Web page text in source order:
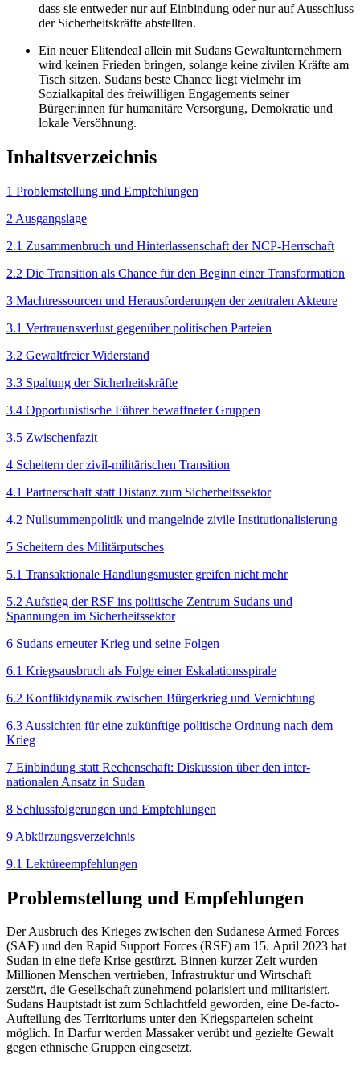
dass sie entweder nur auf Einbindung oder nur auf Ausschluss
der Sicherheitskräfte abstellten.
Ein neuer Elitendeal allein mit Sudans Gewaltunternehmern
wird keinen Frieden bringen, solange keine zivilen Kräfte am
Tisch sitzen. Sudans beste Chance liegt vielmehr im
Sozialkapital des freiwilligen Engagements seiner
Bürger:innen für humanitäre Versorgung, Demo­kratie und
lokale Versöhnung.
Inhaltsverzeichnis
1 Problemstellung und Empfehlungen
2 Ausgangslage
2.1 Zusammenbruch und Hinterlassenschaft der NCP-Herrschaft
2.2 Die Transition als Chance für den Beginn einer Transformation
3 Machtressourcen und Herausforderungen der zentralen Akteure
3.1 Vertrauensverlust gegenüber politischen Parteien
3.2 Gewaltfreier Widerstand
3.3 Spaltung der Sicherheitskräfte
3.4 Opportunistische Führer bewaffneter Gruppen
3.5 Zwischenfazit
4 Scheitern der zivil-militärischen Transition
4.1 Partnerschaft statt Distanz zum Sicherheitssektor
4.2 Nullsummenpolitik und mangelnde zivile Institutionalisierung
5 Scheitern des Militärputsches
5.1 Transaktionale Handlungsmuster greifen nicht mehr
5.2 Aufstieg der RSF ins politische Zentrum Sudans und
Spannungen im Sicherheitssektor
6 Sudans erneuter Krieg und seine Folgen
6.1 Kriegsausbruch als Folge einer Eskalationsspirale
6.2 Konfliktdynamik zwischen Bürgerkrieg und Vernichtung
6.3 Aussichten für eine zukünftige politische Ordnung nach dem
Krieg
7 Einbindung statt Rechenschaft: Diskussion über den inter­
nationalen Ansatz in Sudan
8 Schlussfolgerungen und Empfehlungen
9 Abkürzungsverzeichnis
9.1 Lektüreempfehlungen
Problemstellung und Empfehlungen
Der Ausbruch des Krieges zwischen den Sudanese Armed Forces
(SAF) und den Rapid Support Forces (RSF) am 15. April 2023 hat
Sudan in eine tiefe Krise gestürzt. Binnen kurzer Zeit wurden
Millionen Menschen vertrieben, Infrastruktur und Wirtschaft
zerstört, die Gesellschaft zunehmend polarisiert und militarisiert.
Sudans Hauptstadt ist zum Schlachtfeld geworden, eine De-facto-
Aufteilung des Territoriums unter den Kriegsparteien scheint
möglich. In Darfur werden Massaker verübt und gezielte Gewalt
gegen ethnische Gruppen eingesetzt.